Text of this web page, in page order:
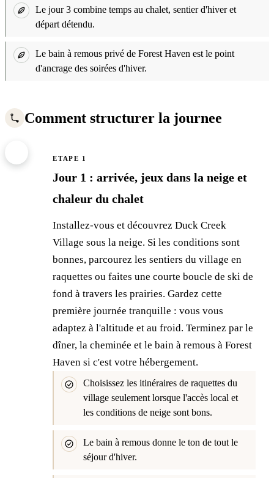
Le jour 3 combine temps au chalet, sentier d'hiver et
départ détendu.
Le bain à remous privé de Forest Haven est le point
d'ancrage des soirées d'hiver.
Comment structurer la journee
ETAPE 1
Jour 1 : arrivée, jeux dans la neige et
chaleur du chalet
Installez-vous et découvrez Duck Creek
Village sous la neige. Si les conditions sont
bonnes, parcourez les sentiers du village en
raquettes ou faites une courte boucle de ski de
fond à travers les prairies. Gardez cette
première journée tranquille : vous vous
adaptez à l'altitude et au froid. Terminez par le
dîner, la cheminée et le bain à remous à Forest
Haven si c'est votre hébergement.
Choisissez les itinéraires de raquettes du
village seulement lorsque l'accès local et
les conditions de neige sont bons.
Le bain à remous donne le ton de tout le
séjour d'hiver.